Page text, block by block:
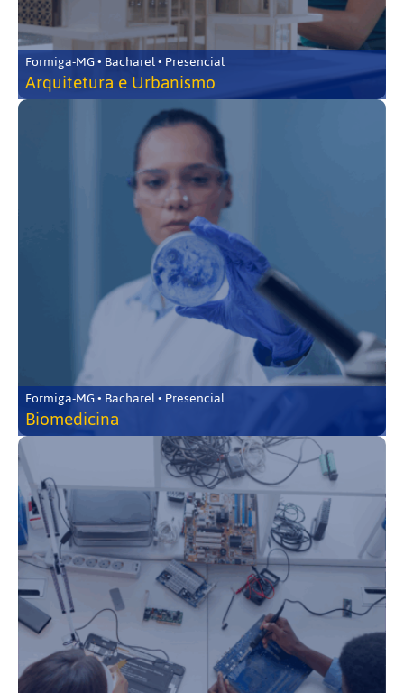
Formiga-MG • Bacharel • Presencial
Arquitetura e Urbanismo
Formiga-MG • Bacharel • Presencial
Biomedicina